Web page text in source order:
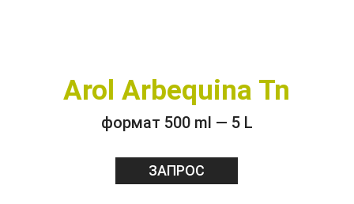
Arol Arbequina Tn
формат 500 ml — 5 L
ЗАПРОС